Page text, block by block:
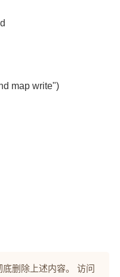
map write")
删除上述内容。 访问